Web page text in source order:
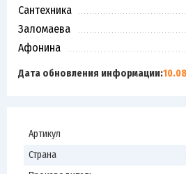
Сантехника
Заломаева
Афонина
Дата обновления информации:
Артикул
Страна